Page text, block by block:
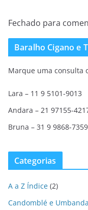
Fechado para
Baralho Cigano e
Marque uma consulta
Lara – 11 9 5101-9013
Andara – 21 97155-
Bruna – 31 9 9868-7359
Categorias
A a Z Índice (2)
Candomblé e Umbanda